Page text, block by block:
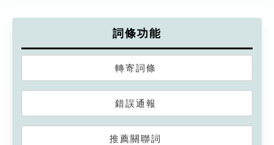
詞條功能
轉寄詞條
錯誤通報
推薦關聯詞